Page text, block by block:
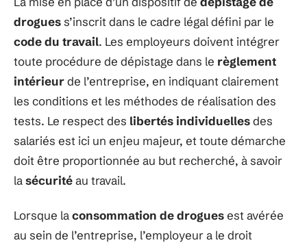
droguess’inscrit dans le cadre légal défini par le
code du travail. Les employeurs doivent intégrer
toute procédure de dépistage dans le règlement
intérieurde l’entreprise, en indiquant clairement
les conditions et les méthodes de réalisation des
tests. Le respect des libertés individuellesdes
salariés est ici un enjeu majeur, et toute démarche
doit être proportionnée au but recherché, à savoir
lasécuritéau travail.
Lorsque laconsommation de droguesest avérée
au sein de l’entreprise, l’employeur a le droit